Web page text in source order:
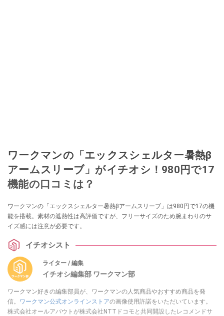
ワークマンの「エックスシェルター暑熱β
アームスリーブ」がイチオシ！980円で17
機能の口コミは？
ワークマンの「エックスシェルター暑熱βアームスリーブ」は980円で17の機
能を搭載。素材の遮熱性は高評価ですが、フリーサイズのため腕まわりのサ
イズ感には注意が必要です。
イチオシスト
ライター / 編集
イチオシ編集部 ワークマン部
ワークマン好きの編集部員が、ワークマンの人気商品やおすすめ商品を発
信。 ワークマン公式オンラインストアの画像使用許諾をいただいています。
株式会社オールアバウトが株式会社NTTドコモと共同開設したレコメンドサ